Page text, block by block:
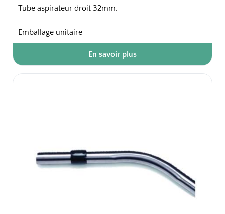
Tube aspirateur droit 32mm.
Emballage unitaire
En savoir plus